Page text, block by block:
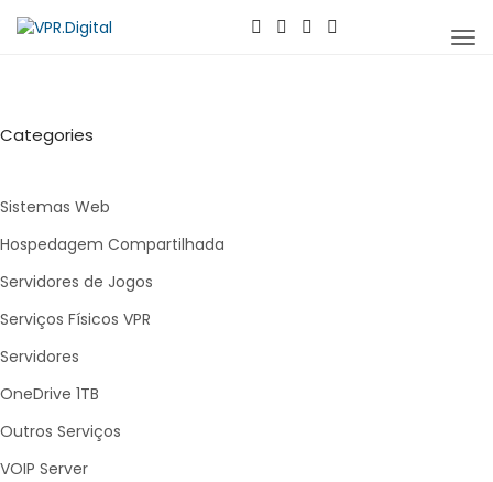
Categories
Sistemas Web
Hospedagem Compartilhada
Servidores de Jogos
Serviços Físicos VPR
Servidores
OneDrive 1TB
Outros Serviços
VOIP Server